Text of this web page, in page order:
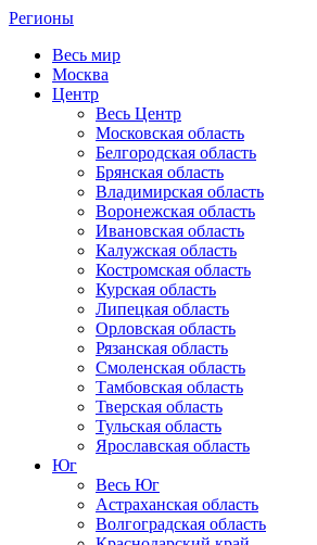
Регионы
Весь мир
Москва
Центр
Весь Центр
Московская область
Белгородская область
Брянская область
Владимирская область
Воронежская область
Ивановская область
Калужская область
Костромская область
Курская область
Липецкая область
Орловская область
Рязанская область
Смоленская область
Тамбовская область
Тверская область
Тульская область
Ярославская область
Юг
Весь Юг
Астраханская область
Волгоградская область